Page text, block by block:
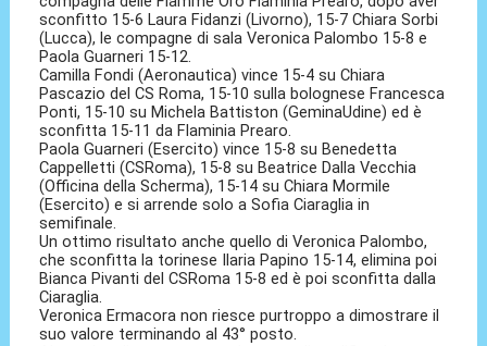
sconfitto 15-6 Laura Fidanzi (Livorno), 15-7 Chiara Sorbi
(Lucca), le compagne di sala Veronica Palombo 15-8 e
Paola Guarneri 15-12.
Camilla Fondi (Aeronautica) vince 15-4 su Chiara
Pascazio del CS Roma, 15-10 sulla bolognese Francesca
Ponti, 15-10 su Michela Battiston (GeminaUdine) ed è
sconfitta 15-11 da Flaminia Prearo.
Paola Guarneri (Esercito) vince 15-8 su Benedetta
Cappelletti (CSRoma), 15-8 su Beatrice Dalla Vecchia
(Officina della Scherma), 15-14 su Chiara Mormile
(Esercito) e si arrende solo a Sofia Ciaraglia in
semifinale.
Un ottimo risultato anche quello di Veronica Palombo,
che sconfitta la torinese Ilaria Papino 15-14, elimina poi
Bianca Pivanti del CSRoma 15-8 ed è poi sconfitta dalla
Ciaraglia.
Veronica Ermacora non riesce purtroppo a dimostrare il
suo valore terminando al 43° posto.